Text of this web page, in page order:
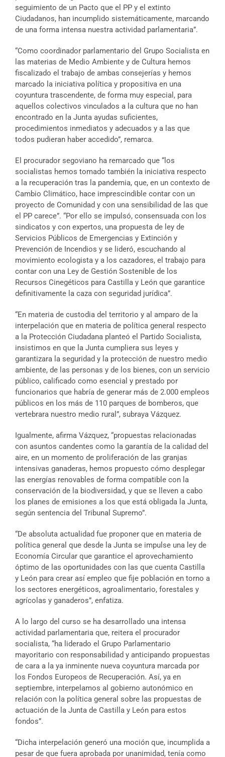
seguimiento de un Pacto que el PP y el extinto
Ciudadanos, han incumplido sistemáticamente, marcando
de una forma intensa nuestra actividad parlamentaria”.
“Como coordinador parlamentario del Grupo Socialista en
las materias de Medio Ambiente y de Cultura hemos
fiscalizado el trabajo de ambas consejerías y hemos
marcado la iniciativa política y propositiva en una
coyuntura trascendente, de forma muy especial, para
aquellos colectivos vinculados a la cultura que no han
encontrado en la Junta ayudas suficientes,
procedimientos inmediatos y adecuados y a las que
todos pudieran haber accedido”, remarca.
El procurador segoviano ha remarcado que “los
socialistas hemos tomado también la iniciativa respecto
a la recuperación tras la pandemia, que, en un contexto de
Cambio Climático, hace imprescindible contar con un
proyecto de Comunidad y con una sensibilidad de las que
el PP carece”. “Por ello se impulsó, consensuada con los
sindicatos y con expertos, una propuesta de ley de
Servicios Públicos de Emergencias y Extinción y
Prevención de Incendios y se lideró, escuchando al
movimiento ecologista y a los cazadores, el trabajo para
contar con una Ley de Gestión Sostenible de los
Recursos Cinegéticos para Castilla y León que garantice
definitivamente la caza con seguridad jurídica”.
“En materia de custodia del territorio y al amparo de la
interpelación que en materia de política general respecto
a la Protección Ciudadana planteó el Partido Socialista,
insistimos en que la Junta cumpliera sus leyes y
garantizara la seguridad y la protección de nuestro medio
ambiente, de las personas y de los bienes, con un servicio
público, calificado como esencial y prestado por
funcionarios que habría de generar más de 2.000 empleos
públicos en los más de 110 parques de bomberos, que
vertebrara nuestro medio rural”, subraya Vázquez.
Igualmente, afirma Vázquez, “propuestas relacionadas
con asuntos candentes como la garantía de la calidad del
aire, en un momento de proliferación de las granjas
intensivas ganaderas, hemos propuesto cómo desplegar
las energías renovables de forma compatible con la
conservación de la biodiversidad, y que se lleven a cabo
los planes de emisiones a los que está obligada la Junta,
según sentencia del Tribunal Supremo”.
“De absoluta actualidad fue proponer que en materia de
política general que desde la Junta se impulse una ley de
Economía Circular que garantice el aprovechamiento
óptimo de las oportunidades con las que cuenta Castilla
y León para crear así empleo que fije población en torno a
los sectores energéticos, agroalimentario, forestales y
agrícolas y ganaderos”, enfatiza.
A lo largo del curso se ha desarrollado una intensa
actividad parlamentaria que, reitera el procurador
socialista, “ha liderado el Grupo Parlamentario
mayoritario con responsabilidad y anticipando propuestas
de cara a la ya inminente nueva coyuntura marcada por
los Fondos Europeos de Recuperación. Así, ya en
septiembre, interpelamos al gobierno autonómico en
relación con la política general sobre las propuestas de
actuación de la Junta de Castilla y León para estos
fondos”.
“Dicha interpelación generó una moción que, incumplida a
pesar de que fuera aprobada por unanimidad, tenía como